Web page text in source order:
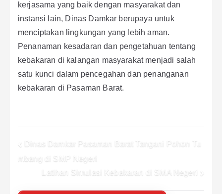
kerjasama yang baik dengan masyarakat dan
instansi lain, Dinas Damkar berupaya untuk
menciptakan lingkungan yang lebih aman.
Penanaman kesadaran dan pengetahuan tentang
kebakaran di kalangan masyarakat menjadi salah
satu kunci dalam pencegahan dan penanganan
kebakaran di Pasaman Barat.
Post
navigation
Dinas Damkar Pasaman Barat Tangani Pohon Tu
mbang di SMP Negeri
Latihan Simulasi Kebakaran di SMA Negeri